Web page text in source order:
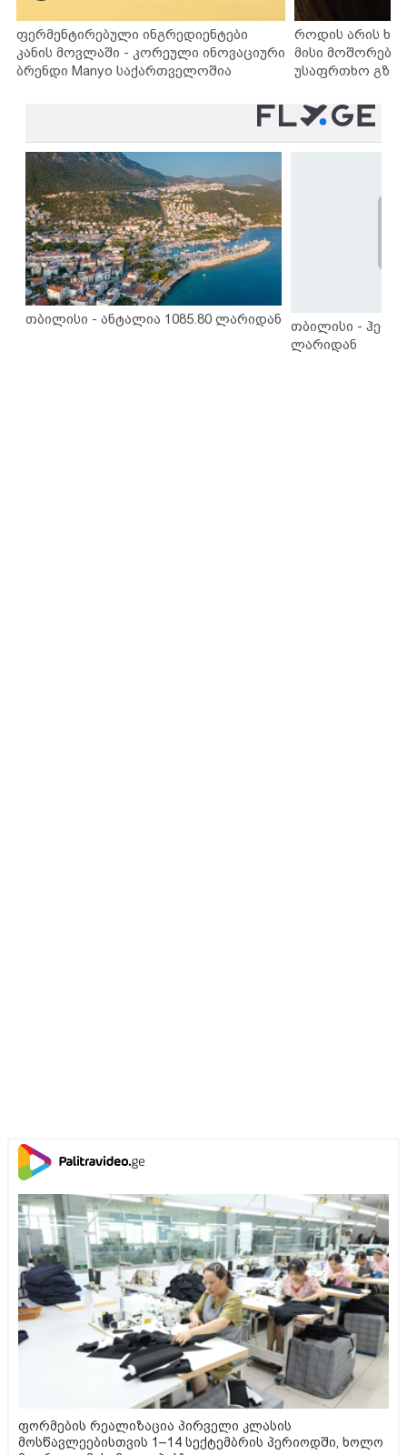
ფერმენტირებული ინგრედიენტები
კანის მოვლაში - კორეული ინოვაციური
ბრენდი Manyo საქართველოშია
როდის არის
მისი
უსაფრთხო
თბილისი - ანტალია 1085.80 ლარიდან
თბილისი -
ლარიდან
ფორმების რეალიზაცია პირველი კლასის
მოსწავლეებისთვის 1–14 სექტემბრის პერიოდში, ხოლო